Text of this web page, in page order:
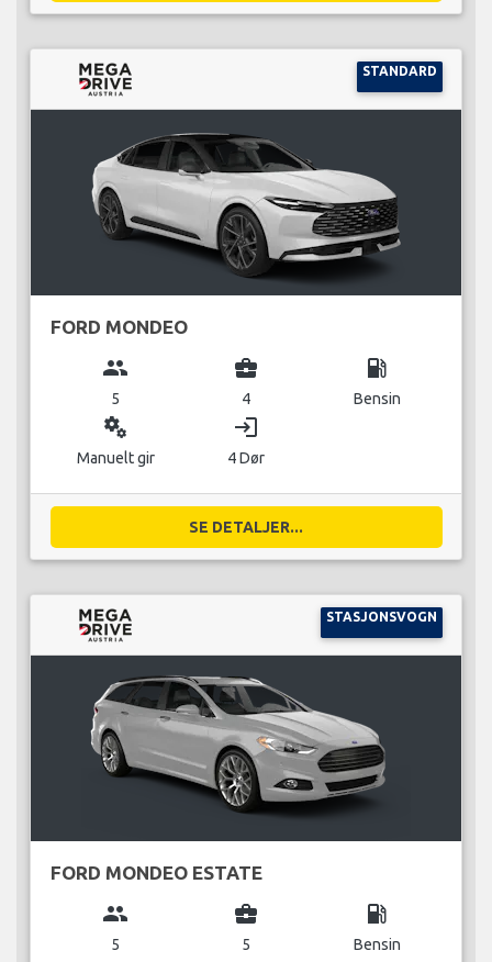
STANDARD
FORD MONDEO
group
5
business_center
4
local_gas_station
Bensin
miscellaneous_services
Manuelt gir
login
4 Dør
SE DETALJER...
STASJONSVOGN
FORD MONDEO ESTATE
group
5
business_center
5
local_gas_station
Bensin